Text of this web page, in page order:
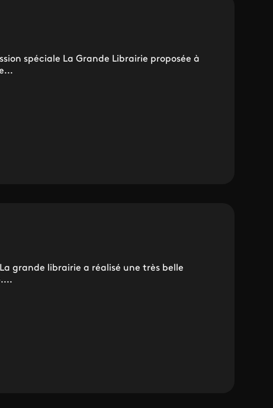
spéciale La Grande Librairie proposée à
grande librairie a réalisé une très belle